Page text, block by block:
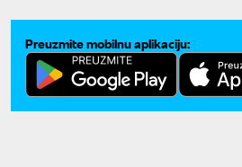
Preuzmite mobilnu aplikaciju: